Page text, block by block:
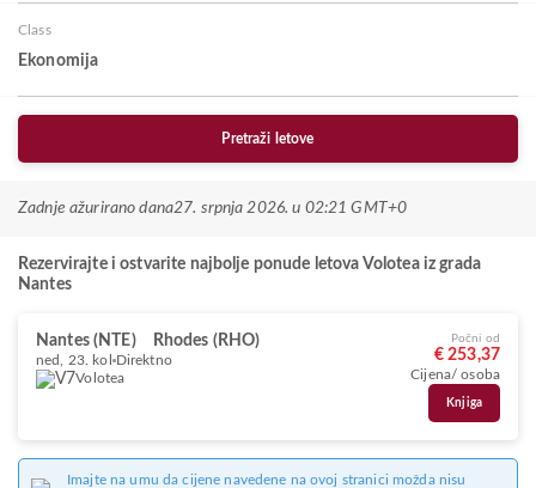
Class
Ekonomija
Pretraži letove
Zadnje ažurirano dana27. srpnja 2026. u 02:21 GMT+0
Rezervirajte i ostvarite najbolje ponude letova Volotea iz grada
Nantes
Nantes (NTE) Rhodes (RHO)
ned, 23. kol Direktno
Volotea
Počni od
€ 253,37
Cijena/ osoba
Knjiga
Imajte na umu da cijene navedene na ovoj stranici možda nisu